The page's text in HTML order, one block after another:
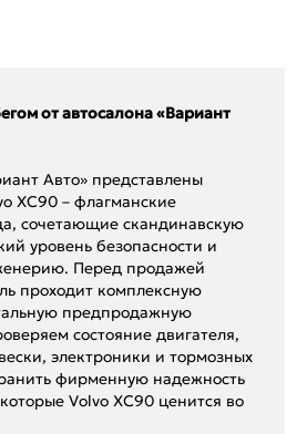
от автосалона «Вариант
Авто» представлены
XC90 – флагманские
сочетающие скандинавскую
уровень безопасности и
Перед продажей
проходит комплексную
предпродажную
состояние двигателя,
электроники и тормозных
фирменную надежность
Volvo XC90 ценится во